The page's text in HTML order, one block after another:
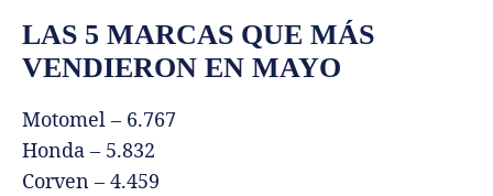
LAS 5 MARCAS QUE MÁS
VENDIERON EN MAYO
Motomel – 6.767
Honda – 5.832
Corven – 4.459